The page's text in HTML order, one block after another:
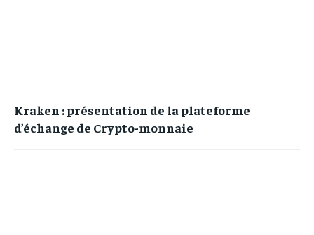
Kraken : présentation de la plateforme
d’échange de Crypto-monnaie